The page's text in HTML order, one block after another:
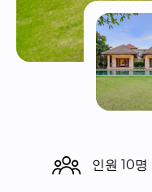
인원 10명